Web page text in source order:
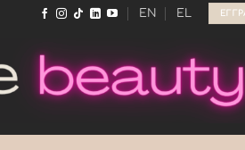
EN EL